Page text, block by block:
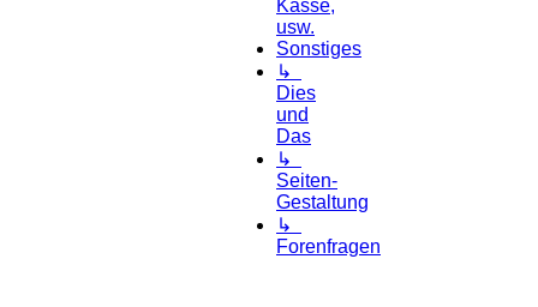
Kasse,
usw.
Sonstiges
↳
Dies
und
Das
↳
Seiten-
Gestaltung
↳
Forenfragen